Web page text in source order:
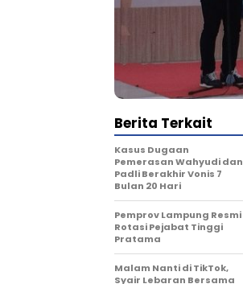
Berita Terkait
Kasus Dugaan
Pemerasan Wahyudi dan
Padli Berakhir Vonis 7
Bulan 20 Hari
Pemprov Lampung Resmi
Rotasi Pejabat Tinggi
Pratama
Malam Nanti di TikTok,
Syair Lebaran Bersama